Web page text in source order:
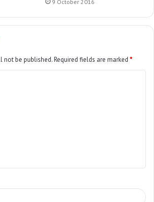
9 October 2016
not be published.Required fields are marked *